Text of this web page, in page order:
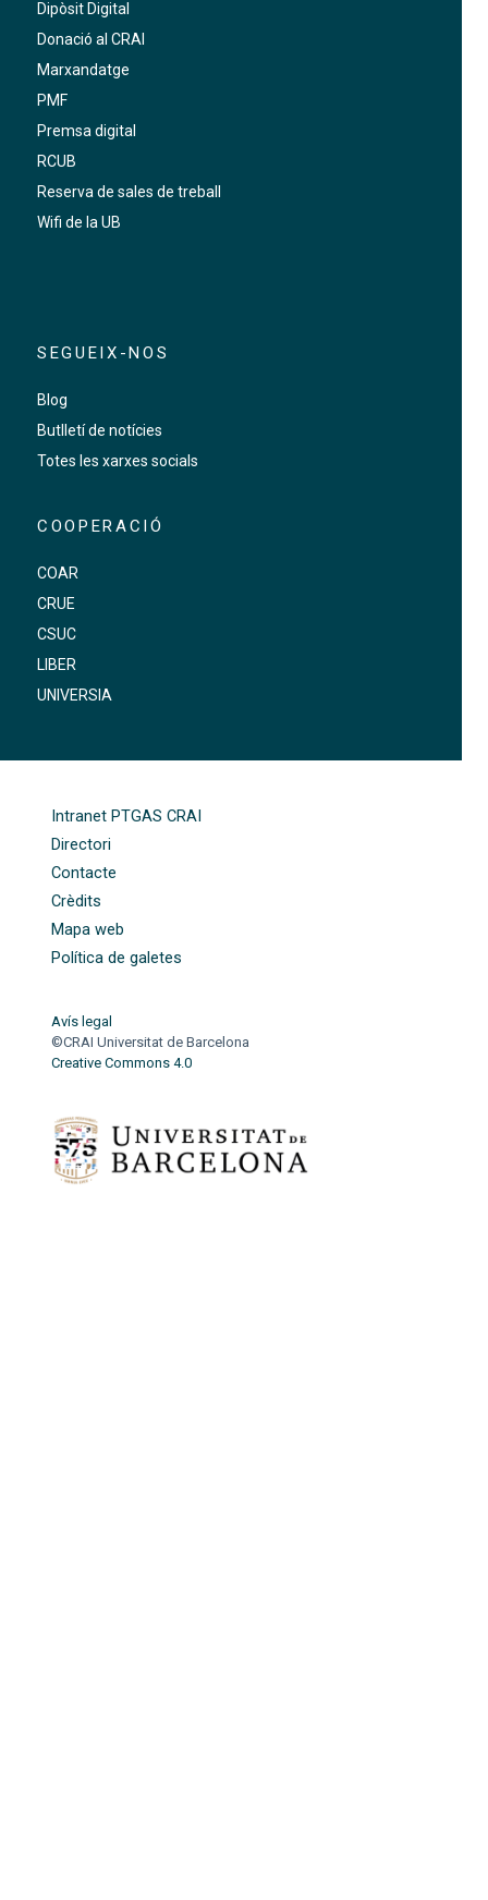
Dipòsit Digital
Donació al CRAI
Marxandatge
PMF
Premsa digital
RCUB
Reserva de sales de treball
Wifi de la UB
SEGUEIX-NOS
Blog
Butlletí de notícies
Totes les xarxes socials
COOPERACIÓ
COAR
CRUE
CSUC
LIBER
UNIVERSIA
Intranet PTGAS CRAI
Directori
Contacte
Crèdits
Mapa web
Política de galetes
Avís legal
©CRAI Universitat de Barcelona
Creative Commons 4.0